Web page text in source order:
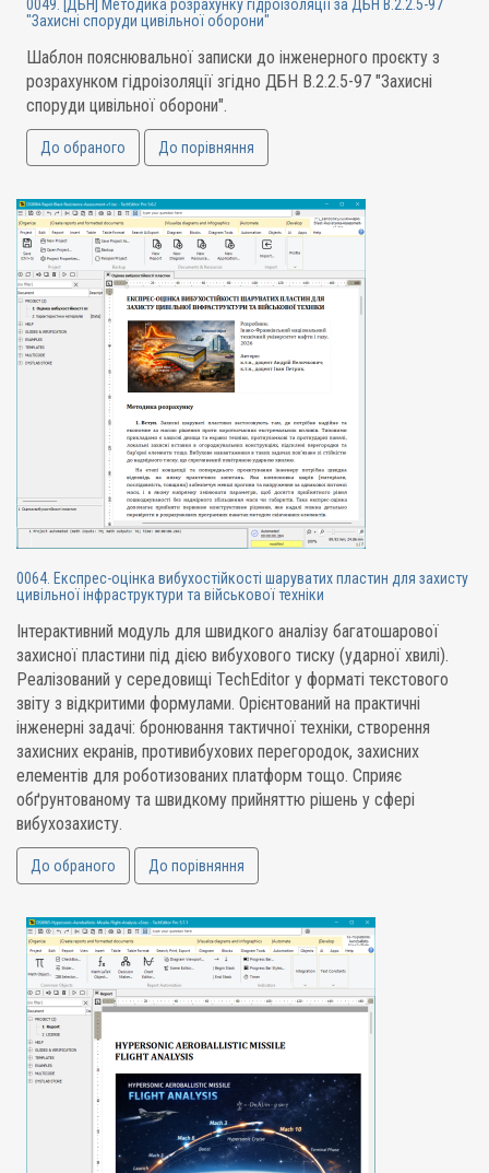
0049. [ДБН] Методика розрахунку гідроізоляції за ДБН В.2.2.5-97
"Захисні споруди цивільної оборони"
Шаблон пояснювальної записки до інженерного проєкту з
розрахунком гідроізоляції згідно ДБН В.2.2.5-97 "Захисні
споруди цивільної оборони".
До обраного До порівняння
0064. Експрес-оцінка вибухостійкості шаруватих пластин для захисту
цивільної інфраструктури та військової техніки
Інтерактивний модуль для швидкого аналізу багатошарової
захисної пластини під дією вибухового тиску (ударної хвилі).
Реалізований у середовищі TechEditor у форматі текстового
звіту з відкритими формулами. Орієнтований на практичні
інженерні задачі: бронювання тактичної техніки, створення
захисних екранів, противибухових перегородок, захисних
елементів для роботизованих платформ тощо. Сприяє
обґрунтованому та швидкому прийняттю рішень у сфері
вибухозахисту.
До обраного До порівняння